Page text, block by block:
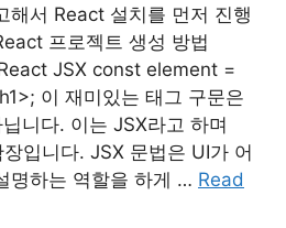
해서 React 설치를 먼저 진행
프로젝트 생성 방법
JSX const element =
이 재미있는 태그 구문은
니다. 이는 JSX라고 하며
입니다. JSX 문법은 UI가 어
명하는 역할을 하게 … Read